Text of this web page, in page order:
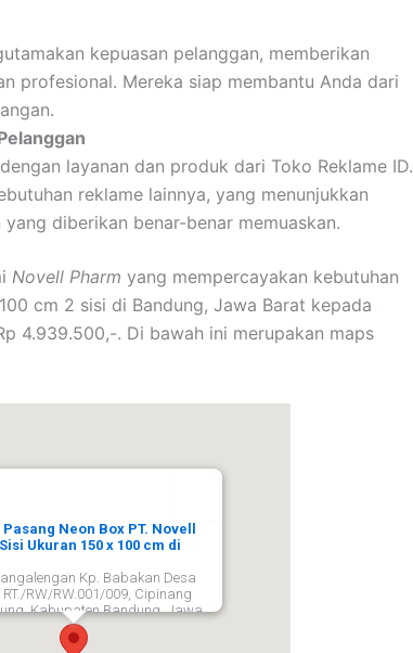
kepuasan pelanggan, memberikan
profesional. Mereka siap membantu Anda dari
layanan dan produk dari Toko Reklame ID.
reklame lainnya, yang menunjukkan
diberikan benar-benar memuaskan.
Novell Pharm yang mempercayakan kebutuhan
cm 2 sisi di Bandung, Jawa Barat kepada
4.939.500,-. Di bawah ini merupakan maps
Neon Box PT. Novell
Ukuran 150 x 100 cm di
Kp. Babakan Desa
RT./RW/RW.001/009, Cipinang
Kabupaten Bandung, Jawa